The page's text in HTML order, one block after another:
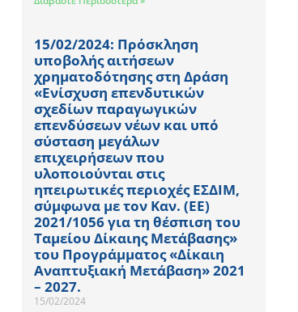
15/02/2024: Πρόσκληση
υποβολής αιτήσεων
χρηματοδότησης στη Δράση
«Ενίσχυση επενδυτικών
σχεδίων παραγωγικών
επενδύσεων νέων και υπό
σύσταση μεγάλων
επιχειρήσεων που
υλοποιούνται στις
ηπειρωτικές περιοχές ΕΣΔΙΜ,
σύμφωνα με τον Καν. (ΕΕ)
2021/1056 για τη θέσπιση του
Ταμείου Δίκαιης Μετάβασης»
του Προγράμματος «Δίκαιη
Αναπτυξιακή Μετάβαση» 2021
– 2027.
15/02/2024